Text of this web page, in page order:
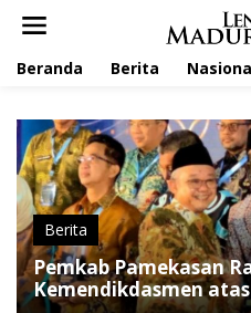
Beranda Berita
Berita
Pemkab Pamekasan
Kemendikdasmen